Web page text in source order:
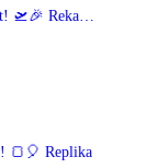
🛫🎉 Reka
🍞🎈 Replika